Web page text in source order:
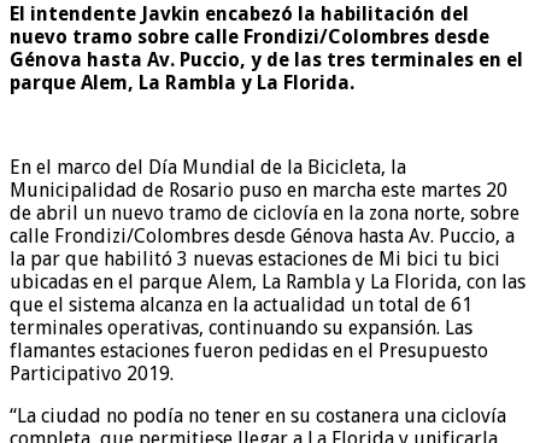
El intendente Javkin encabezó la habilitación del
nuevo tramo sobre calle Frondizi/Colombres desde
Génova hasta Av. Puccio, y de las tres terminales en el
parque Alem, La Rambla y La Florida.
En el marco del Día Mundial de la Bicicleta, la
Municipalidad de Rosario puso en marcha este martes 20
de abril un nuevo tramo de ciclovía en la zona norte, sobre
calle Frondizi/Colombres desde Génova hasta Av. Puccio, a
la par que habilitó 3 nuevas estaciones de Mi bici tu bici
ubicadas en el parque Alem, La Rambla y La Florida, con las
que el sistema alcanza en la actualidad un total de 61
terminales operativas, continuando su expansión. Las
flamantes estaciones fueron pedidas en el Presupuesto
Participativo 2019.
“La ciudad no podía no tener en su costanera una ciclovía
completa, que permitiese llegar a La Florida y unificarla